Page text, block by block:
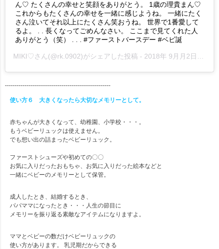
ん♡ たくさんの幸せと笑顔をありがとう。 1歳の理貴まん♡
これからもたくさんの幸せを一緒に感じようね。 一緒にたく
さん泣いてそれ以上にたくさん笑おうね。 世界で1番愛して
るよ。 . . 長くなってごめんなさい。 ここまで見てくれた人
ありがとう（笑） . . . #ファーストバースデー #ベビ誕
MIKI♡さん(@rk.0902)がシェアした投稿 - 2018年 9月月2日午前5時35分PDT
------------------------------------------------------
使い方６ 大きくなったら大切なメモリーとして。
赤ちゃんが大きくなって、幼稚園、小学校・・・。
もうベビーリュックは使えません。
でも想い出の詰まったベビーリュック。
ファーストシューズや初めての〇〇
お気に入りだったおもちゃ、お気に入りだった絵本などと
一緒にベビーのメモリーとして保管。
成人したとき、結婚するとき、
パパママになったとき・・・人生の節目に
メモリーを振り返る素敵なアイテムになりますよ。
ママとベビーの数だけベビーリュックの
使い方があります。 乳児期だからできる